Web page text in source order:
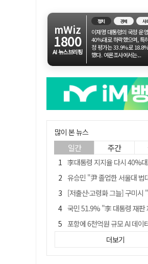
mWiz
1800
AI 뉴스브리핑
정치 경제 사
이재명 대통령의 국정 운
40%대로 하락했으며, 특
정 평가는 33.9%로
했다. 여론조사에서는...
많이 본 뉴스
일간 주간
李대통령 지지율 다시 40%대로…20대는
유승민 "尹 졸업한 서울대 법대·충암고도 없애야"…李
[저출산·고령화 그늘] 구미시 "40만명 사수" 고령군
국민 51.9% "李 대통령 재판 재개
포항에 6천억원 규모 AI 데이터센터
李대통령 "육사 출신이 또 쿠데타 할 수도"…육사 총동창회 "
더보기